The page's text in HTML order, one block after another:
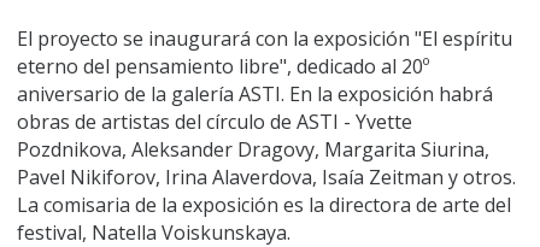
El proyecto se inaugurará con la exposición "El espíritu
eterno del pensamiento libre", dedicado al 20º
aniversario de la galería ASTI. En la exposición habrá
obras de artistas del círculo de ASTI - Yvette
Pozdnikova, Aleksander Dragovy, Margarita Siurina,
Pavel Nikiforov, Irina Alaverdova, Isaía Zeitman y otros.
La comisaria de la exposición es la directora de arte del
festival, Natella Voiskunskaya.